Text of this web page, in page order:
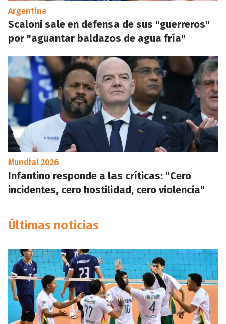
Argentina
Scaloni sale en defensa de sus "guerreros"
por "aguantar baldazos de agua fría"
Mundial 2026
Infantino responde a las críticas: "Cero
incidentes, cero hostilidad, cero violencia"
Últimas noticias